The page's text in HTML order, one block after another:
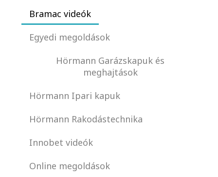
Bramac videók
Egyedi megoldások
Hörmann Garázskapuk és
meghajtások
Hörmann Ipari kapuk
Hörmann Rakodástechnika
Innobet videók
Online megoldások